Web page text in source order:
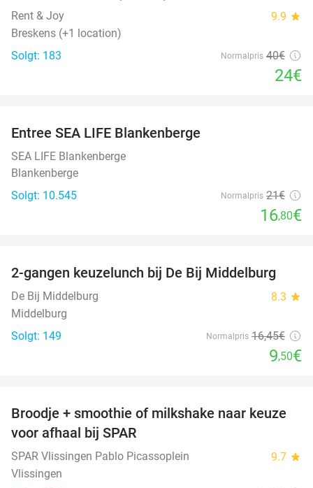
Rent & Joy 9.9 star
Breskens (+1 location)
Solgt: 183
Normalpris 40€
24€
Entree SEA LIFE Blankenberge
SEA LIFE Blankenberge
Blankenberge
Solgt: 10.545
Normalpris 21€
16,80€
42%
2-gangen keuzelunch bij De Bij Middelburg
De Bij Middelburg 8.3 star
Middelburg
Solgt: 149
Normalpris 16,45€
9,50€
36%
Broodje + smoothie of milkshake naar keuze
voor afhaal bij SPAR
SPAR Vlissingen Pablo Picassoplein 9.7 star
Vlissingen